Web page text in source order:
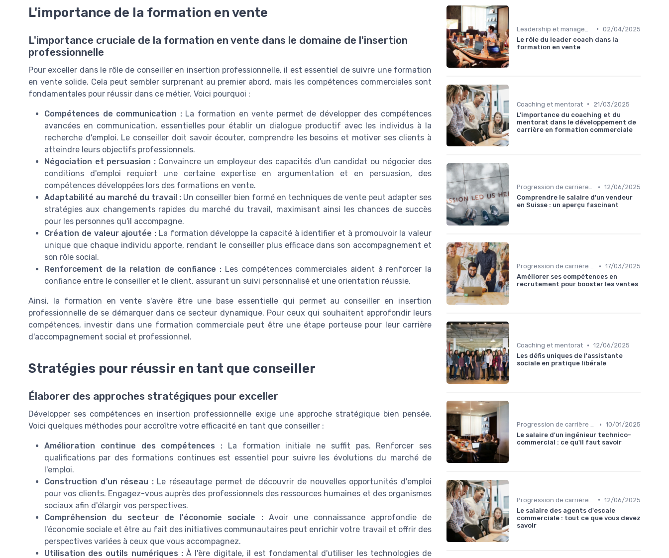
L'importance de la formation en vente
L'importance cruciale de la formation en vente dans le domaine de l'insertion
professionnelle
Pour exceller dans le rôle de conseiller en insertion professionnelle, il est essentiel de suivre une formation
en vente solide. Cela peut sembler surprenant au premier abord, mais les compétences commerciales sont
fondamentales pour réussir dans ce métier. Voici pourquoi :
Compétences de communication :La formation en vente permet de développer des compétences
avancées en communication, essentielles pour établir un dialogue productif avec les individus à la
recherche d'emploi. Le conseiller doit savoir écouter, comprendre les besoins et motiver ses clients à
atteindre leurs objectifs professionnels.
Négociation et persuasion :Convaincre un employeur des capacités d'un candidat ou négocier des
conditions d'emploi requiert une certaine expertise en argumentation et en persuasion, des
compétences développées lors des formations en vente.
Adaptabilité au marché du travail : Un conseiller bien formé en techniques de vente peut adapter ses
stratégies aux changements rapides du marché du travail, maximisant ainsi les chances de succès
pour les personnes qu'il accompagne.
Création de valeur ajoutée : La formation développe la capacité à identifier et à promouvoir la valeur
unique que chaque individu apporte, rendant le conseiller plus efficace dans son accompagnement et
son rôle social.
Renforcement de la relation de confiance : Les compétences commerciales aident à renforcer la
confiance entre le conseiller et le client, assurant un suivi personnalisé et une orientation réussie.
Ainsi, la formation en vente s'avère être une base essentielle qui permet au conseiller en insertion
professionnelle de se démarquer dans ce secteur dynamique. Pour ceux qui souhaitent approfondir leurs
compétences, investir dans une formation commerciale peut être une étape porteuse pour leur carrière
d'accompagnement social et professionnel.
Stratégies pour réussir en tant que conseiller
Élaborer des approches stratégiques pour exceller
Développer ses compétences en insertion professionnelle exige une approche stratégique bien pensée.
Voici quelques méthodes pour accroître votre efficacité en tant que conseiller :
Amélioration continue des compétences : La formation initiale ne suffit pas. Renforcer ses
qualifications par des formations continues est essentiel pour suivre les évolutions du marché de
l'emploi.
Construction d'un réseau :Le réseautage permet de découvrir de nouvelles opportunités d'emploi
pour vos clients. Engagez-vous auprès des professionnels des ressources humaines et des organismes
sociaux afin d'élargir vos perspectives.
Compréhension du secteur de l'économie sociale :Avoir une connaissance approfondie de
l'économie sociale et être au fait des initiatives communautaires peut enrichir votre travail et offrir des
perspectives variées à ceux que vous accompagnez.
Utilisation des outils numériques :À l'ère digitale, il est fondamental d'utiliser les technologies de
• 02/04/2025
Le rôle du leader coach dans la
formation en vente
Coaching et mentorat •
21/03/2025
L'importance du coaching et du
mentorat dans le développement de
carrière en formation commerciale
Progression de carrière en vente • 12/06/2025
Comprendre le salaire d'un vendeur
en Suisse : un aperçu fascinant
Progression de carrière en vente • 17/03/2025
Améliorer ses compétences en
recrutement pour booster les ventes
Coaching et mentorat • 12/06/2025
Les défis uniques de l'assistante
sociale en pratique libérale
Progression de carrière en vente • 10/01/2025
Le salaire d'un ingénieur technico-
commercial : ce qu'il faut savoir
• 12/06/2025
Le salaire des agents d'escale
commerciale : tout ce que vous devez
savoir